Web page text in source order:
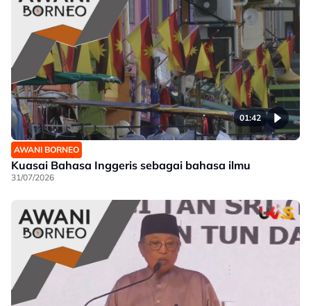
01:42
AWANI BORNEO
Kuasai Bahasa Inggeris sebagai bahasa ilmu
31/07/2026